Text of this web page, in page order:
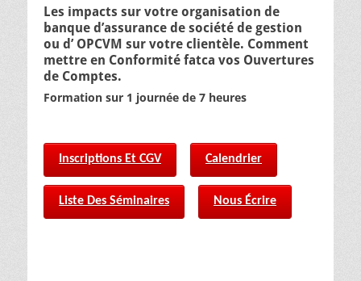
Les impacts sur votre organisation de
banque d’assurance de société de gestion
ou d’ OPCVM sur votre clientèle. Comment
mettre en Conformité fatca vos Ouvertures
de Comptes.
Formation sur 1 journée de 7 heures
Inscriptions Et CGV Calendrier
Liste Des Séminaires Nous Écrire